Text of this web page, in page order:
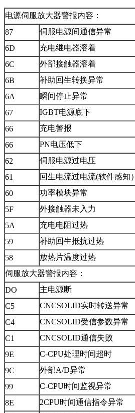
电源伺服放大器警报内容：
87
伺服电源间通信异常
6D
充电继电器溶着
6C
外部接触器溶着
6B
补助回生转换异常
6A
瞬间停止异常
67
IGBT电源底下
66
充电警报
66
PN电压低下
62
伺服电源过电压
61
回生电流过电流(软件感知）
60
功率模块异常
5F
外接触器未入力
5A
充电电阻过热
59
补助回生抵抗过热
58
放热片温度过热
伺服放大器警报内容：
DO
主电源断
C5
CNCSOLID实时转送异常
C4
CNCSOLID受信参数异常
C1
CNCSOLID通信失败
9E
C-CPU处理时间超时
9C
外部A/D异常
99
C-CPU时间监视异常
8E
2CPU时间通信指令异常